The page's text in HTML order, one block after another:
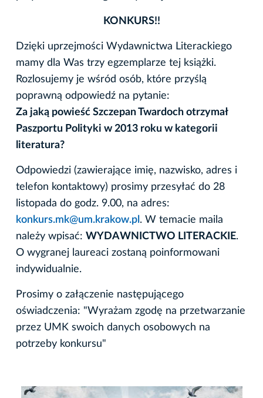
KONKURS!!
Dzięki uprzejmości Wydawnictwa Literackiego
mamy dla Was trzy egzemplarze tej książki.
Rozlosujemy je wśród osób, które przyślą
poprawną odpowiedź na pytanie:
Za jaką powieść Szczepan Twardoch otrzymał
Paszportu Polityki w 2013 roku w kategorii
literatura?
Odpowiedzi (zawierające imię, nazwisko, adres i
telefon kontaktowy) prosimy przesyłać do 28
listopada do godz. 9.00, na adres:
konkurs.mk@um.krakow.pl . W temacie maila
należy wpisać: WYDAWNICTWO LITERACKIE.
O wygranej laureaci zostaną poinformowani
indywidualnie.
Prosimy o załączenie następującego
oświadczenia: "Wyrażam zgodę na przetwarzanie
przez UMK swoich danych osobowych na
potrzeby konkursu"